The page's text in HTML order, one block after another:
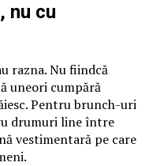
nu cu
razna. Nu fiindcă
uneori cumpără
Pentru brunch-uri
drumuri line între
vestimentară pe care